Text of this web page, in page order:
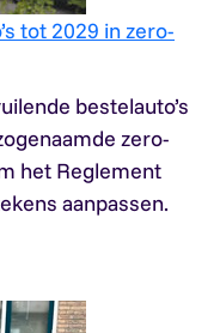
tot 2029 in zero-
bestelauto’s
zero-
het Reglement
aanpassen.